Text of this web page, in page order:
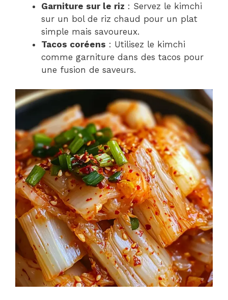
Garniture sur le riz : Servez le kimchi
sur un bol de riz chaud pour un plat
simple mais savoureux.
Tacos coréens : Utilisez le kimchi
comme garniture dans des tacos pour
une fusion de saveurs.